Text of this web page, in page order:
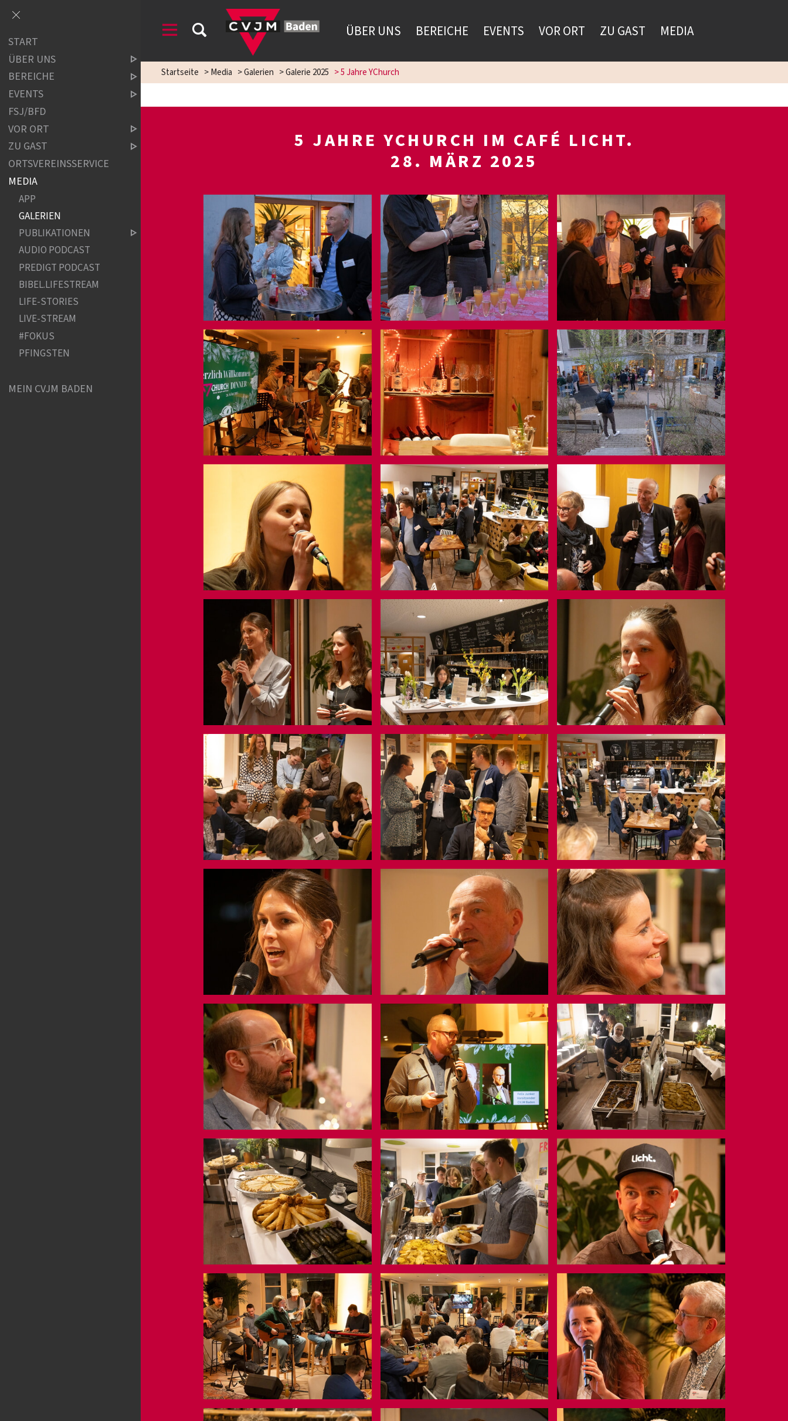
ÜBER UNS BEREICHE EVENTS VOR ORT ZU GAST MEDIA
Startseite >Media >Galerien >Galerie 2025 >5 Jahre YChurch
5 JAHRE YCHURCH IM CAFÉ LICHT.
28. MÄRZ 2025
START
ÜBER UNS
BEREICHE
EVENTS
FSJ/BFD
VOR ORT
ZU GAST
ORTSVEREINSSERVICE
MEDIA
APP
GALERIEN
PUBLIKATIONEN
AUDIO PODCAST
PREDIGT PODCAST
BIBEL.LIFESTREAM
LIFE-STORIES
LIVE-STREAM
#FOKUS
PFINGSTEN
MEIN CVJM BADEN